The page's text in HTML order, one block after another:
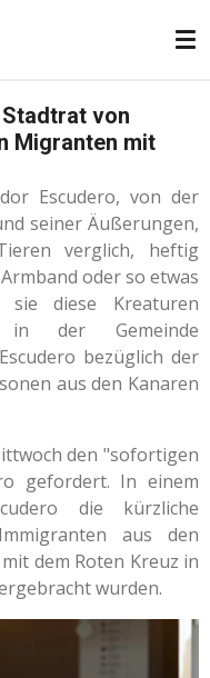
von
Migranten mit
Escudero, von der
seiner Äußerungen,
verglich, heftig
oder so etwas
diese Kreaturen
in der Gemeinde
bezüglich der
aus den Kanaren
den "sofortigen
gefordert. In einem
die kürzliche
aus den
dem Roten Kreuz in
wurden.